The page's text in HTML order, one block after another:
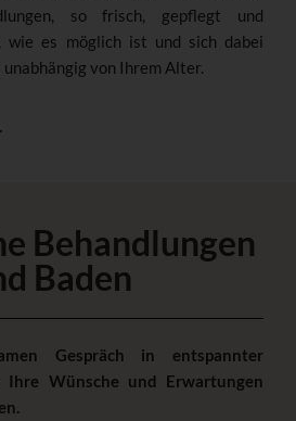
so frisch, gepflegt und
wie es möglich ist und sich dabei
von Ihrem Alter.
Behandlungen
Baden
Gespräch in entspannter
Ihre Wünsche und Erwartungen